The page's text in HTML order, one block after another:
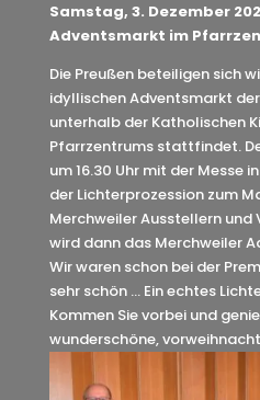
Samstag, 3. Dezember
Adventsmarkt im
Die Preußen beteiligen sich
idyllischen Adventsmarkt
unterhalb der Katholischen
Pfarrzentrums stattfindet.
um 16.30 Uhr mit der Messe
der Lichterprozession zum
Merchweiler Ausstellern und
wird dann das Merchweiler
Wir waren schon bei der
sehr schön … Ein echtes
Kommen Sie vorbei und
wunderschöne,